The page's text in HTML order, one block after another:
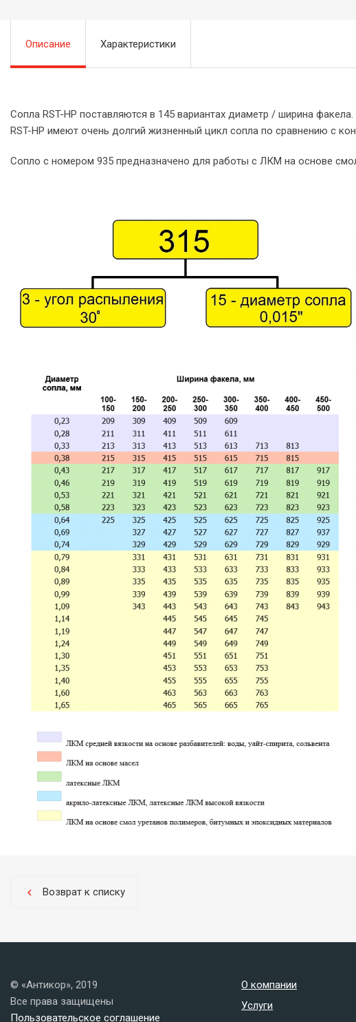
Описание Характеристики
Сопла RST-HP поставляются в 145 вариантах диаметр / ширина
RST-HP имеют очень долгий жизненный цикл сопла по сравнению с
Сопло с номером 935 предназначено для работы с ЛКМ на основе
chevron_left Возврат к списку
© «Антикор», 2019
Все права защищены
Пользовательское соглашение
О компании
Услуги